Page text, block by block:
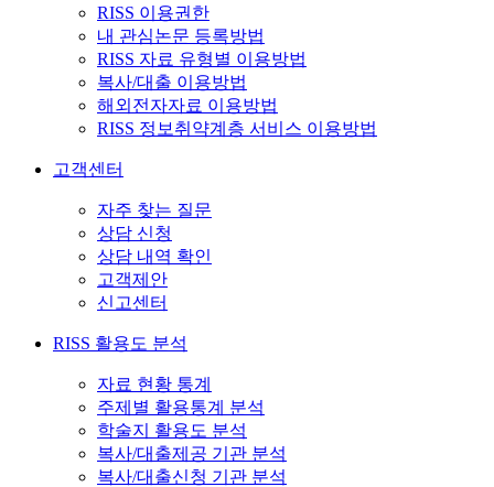
RISS 이용권한
내 관심논문 등록방법
RISS 자료 유형별 이용방법
복사/대출 이용방법
해외전자자료 이용방법
RISS 정보취약계층 서비스 이용방법
고객센터
자주 찾는 질문
상담 신청
상담 내역 확인
고객제안
신고센터
RISS 활용도 분석
자료 현황 통계
주제별 활용통계 분석
학술지 활용도 분석
복사/대출제공 기관 분석
복사/대출신청 기관 분석